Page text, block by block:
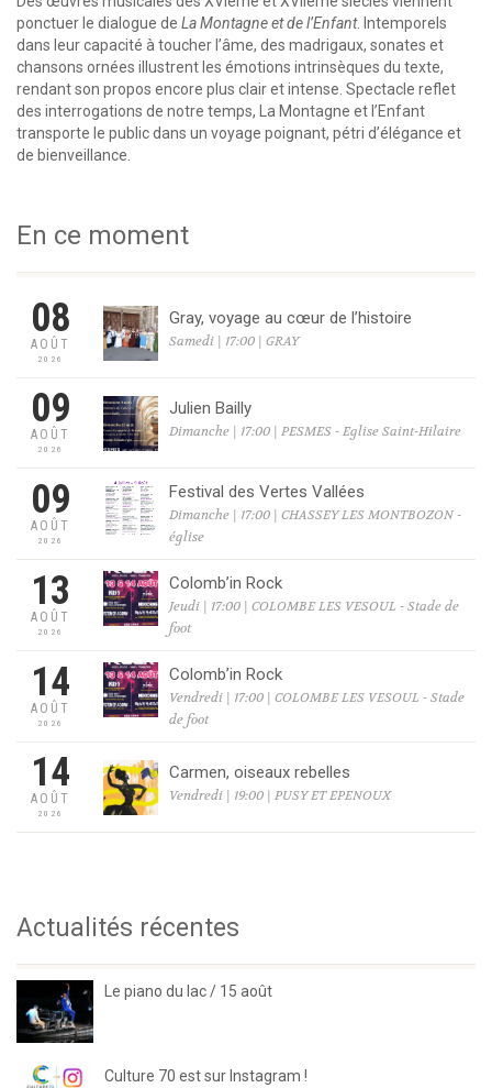
ponctuer le dialogue de La Montagne et de l’Enfant. Intemporels
dans leur capacité à toucher l’âme, des madrigaux, sonates et
chansons ornées illustrent les émotions intrinsèques du texte,
rendant son propos encore plus clair et intense. Spectacle reflet
des interrogations de notre temps, La Montagne et l’Enfant
transporte le public dans un voyage poignant, pétri d’élégance et
de bienveillance.
En ce moment
08
AOÛT
2026
Gray, voyage au cœur de l’histoire
Samedi | 17:00 | GRAY
09
AOÛT
2026
Julien Bailly
Dimanche | 17:00 | PESMES - Eglise Saint-Hilaire
09
AOÛT
2026
Festival des Vertes Vallées
Dimanche | 17:00 | CHASSEY LES MONTBOZON -
église
13
AOÛT
2026
Colomb’in Rock
Jeudi | 17:00 | COLOMBE LES VESOUL - Stade de
foot
14
AOÛT
2026
Colomb’in Rock
Vendredi | 17:00 | COLOMBE LES VESOUL - Stade
de foot
14
AOÛT
2026
Carmen, oiseaux rebelles
Vendredi | 19:00 | PUSY ET EPENOUX
Actualités récentes
Le piano du lac / 15 août
Culture 70 est sur Instagram !